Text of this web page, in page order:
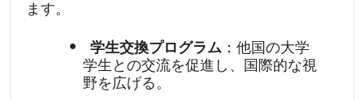
ます。
学生交換プログラム：他国の大学
学生との交流を促進し、国際的な視
野を広げる。